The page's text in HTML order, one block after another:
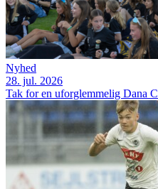
Nyhed
28. jul. 2026
Tak for en uforglemmelig Dana